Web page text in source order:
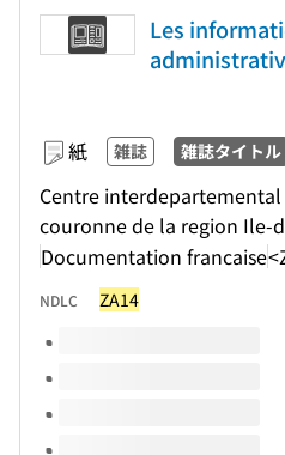
Les
紙 雑誌 雑誌タイトル
Centre
couronne de la region Ile-
Documentation francaise
NDLC ZA14
このタイトルの巻号